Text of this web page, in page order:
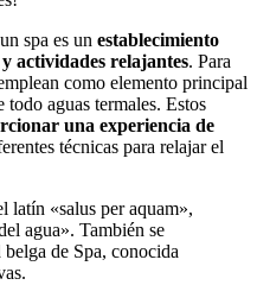
spa es un establecimiento
actividades relajantes. Para
como elemento principal
todo aguas termales. Estos
una experiencia de
técnicas para relajar el
latín «salus per aquam»,
agua». También se
de Spa, conocida